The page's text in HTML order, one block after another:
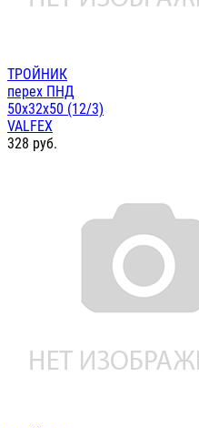
ТРОЙНИК
перех ПНД
50х32х50 (12/3)
VALFEX
328 руб.